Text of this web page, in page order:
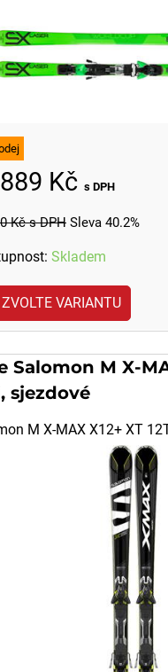
Kčs DPH
Kčs DPH Sleva 40.2%
Skladem
VARIANTU
Salomon M X-
sjezdové
M X-MAX X12+ XT